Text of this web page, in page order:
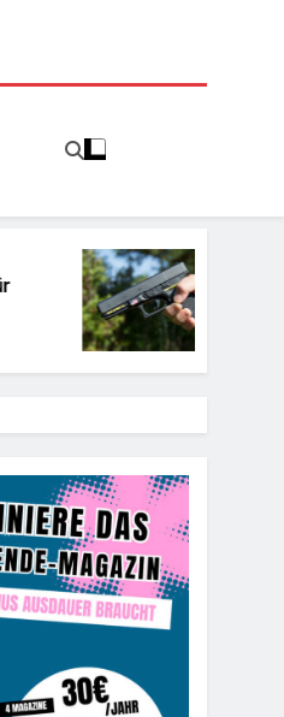
Unschuldiges